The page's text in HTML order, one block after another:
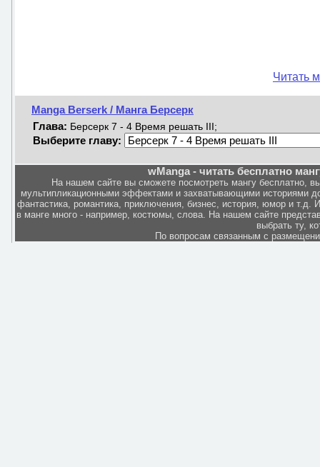
Читать
Manga Berserk / Манга Берсерк
Глава: Берсерк 7 - 4 Время решать III;
Выберите главу:
wManga - читать бесплатно
На нашем сайте вы сможете посмотреть мангу бесплатно,
мультипликационными эффектами и захватывающими историями
фантастика, романтика, приключения, бизнес, история, юмор и
в манге много - например, костюмы, слова. На нашем сайте
выбрать ту,
По вопросам связанным с